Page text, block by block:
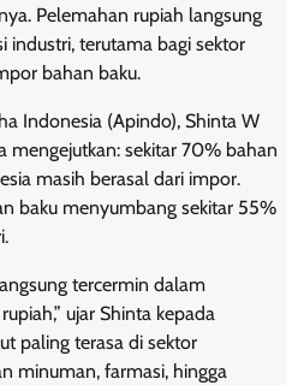
Pelemahan rupiah langsung
industri, terutama bagi sektor
bahan baku.
Indonesia (Apindo), Shinta W
mengejutkan: sekitar 70% bahan
masih berasal dari impor.
baku menyumbang sekitar 55%
tercermin dalam
ujar Shinta kepada
paling terasa di sektor
minuman, farmasi, hingga